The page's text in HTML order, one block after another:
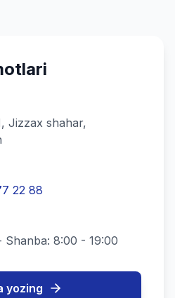
Jizzax shahar,
22 88
Shanba: 8:00 - 19:00
yozing